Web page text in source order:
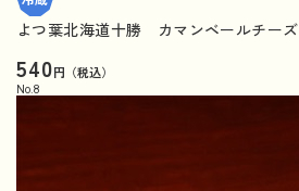
よつ葉北海道十勝 カマンベールチーズ
540円（税込）
No. 8